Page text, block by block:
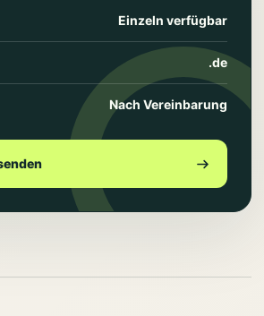
Einzeln verfügbar
.de
Nach Vereinbarung